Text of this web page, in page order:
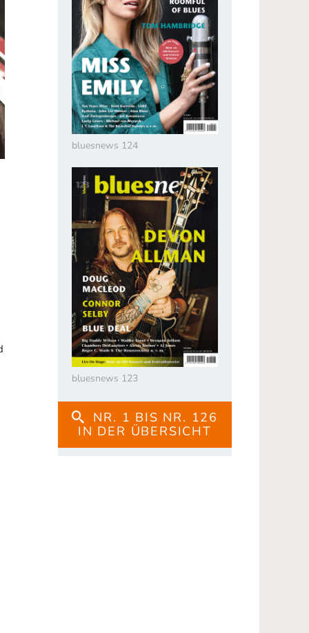
bluesnews 124
bluesnews 123
NR. 1 BIS NR. 126
IN DER ÜBERSICHT